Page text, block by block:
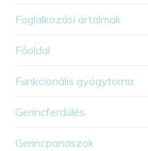
Foglalkozási ártalmak
Főoldal
Funkcionális gyógytorna
Gerincferdülés
Gerincpanaszok